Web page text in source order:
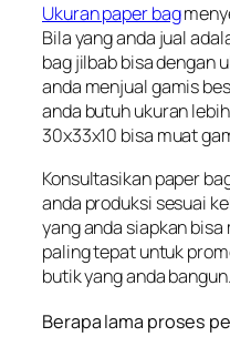
Ukuran paper bag
Bila yang anda jual
bag jilbab bisa dengan
anda menjual gamis
anda butuh ukuran
30x33x10 bisa muat
Konsultasikan paper
anda produksi sesuai
yang anda siapkan
paling tepat untuk
butik yang anda bangun.
Berapa lama proses